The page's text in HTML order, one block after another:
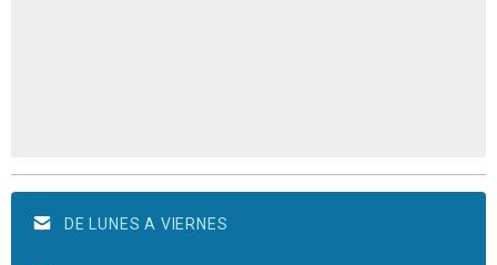
DE LUNES A VIERNES